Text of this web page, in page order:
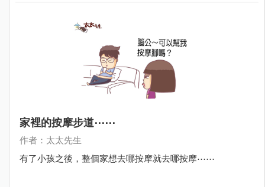
家裡的按摩步道⋯⋯
作者：太太先生
有了小孩之後，整個家想去哪按摩就去哪按摩⋯⋯